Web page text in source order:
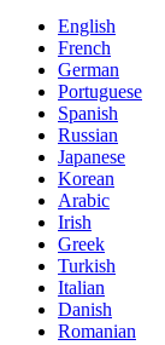
English
French
German
Portuguese
Spanish
Russian
Japanese
Korean
Arabic
Irish
Greek
Turkish
Italian
Danish
Romanian